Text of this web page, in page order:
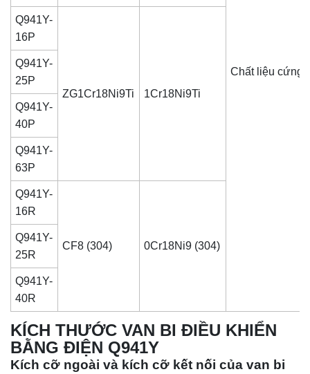
Chất liệu cứng
Q941Y-
16P
ZG1Cr18Ni9Ti 1Cr18Ni9Ti
Q941Y-
25P
Q941Y-
40P
Q941Y-
63P
Q941Y-
16R
CF8 (304) 0Cr18Ni9 (304)
Q941Y-
25R
Q941Y-
40R
KÍCH THƯỚC VAN BI ĐIỀU KHIỂN
BẰNG ĐIỆN Q941Y
Kích cỡ ngoài và kích cỡ kết nối của van bi